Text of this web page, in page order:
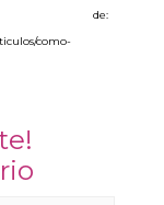
de:
como-